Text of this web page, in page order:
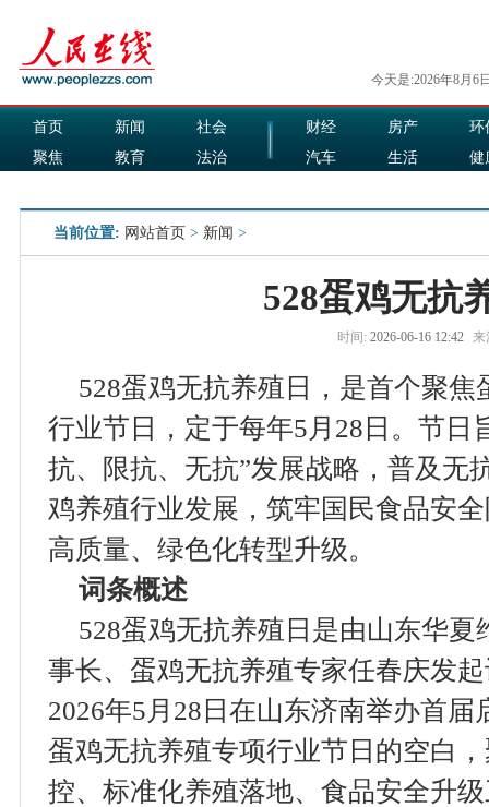
今天是:2026年8月6
首页 新闻
社会
聚焦
教育
法治
财经 房产
环
汽车
生活
健
当前位置: 网站首页 > 新闻 >
528蛋鸡无抗
时间: 2026-06-16 12:42 来
528蛋鸡无抗养殖日，是首个聚
行业节日，定于每年5月28日。节日
抗、限抗、无抗”发展战略，普及无
鸡养殖行业发展，筑牢国民食品安
高质量、绿色化转型升级。
词条概述
528蛋鸡无抗养殖日是由山东华
事长、蛋鸡无抗养殖专家任春庆发
2026年5月28日在山东济南举办首
蛋鸡无抗养殖专项行业节日的空白
控、标准化养殖落地、食品安全升